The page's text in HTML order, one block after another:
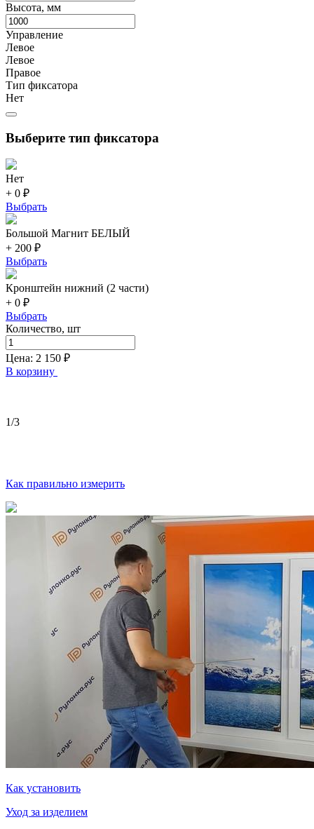
Высота, мм
Управление
Левое
Левое
Правое
Тип фиксатора
Нет
Выберите тип фиксатора
Нет
+ 0 ₽
Выбрать
Большой Магнит БЕЛЫЙ
+ 200 ₽
Выбрать
Кронштейн нижний (2 части)
+ 0 ₽
Выбрать
Количество, шт
Цена: 2 150 ₽
В корзину
1/3
Как правильно измерить
Как установить
Уход за изделием